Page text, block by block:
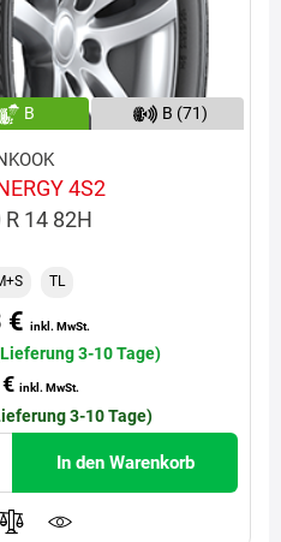
B B (71)
4S2
14 82H
TL
€ inkl. MwSt.
3-10 Tage)
inkl. MwSt.
3-10 Tage)
In den Warenkorb